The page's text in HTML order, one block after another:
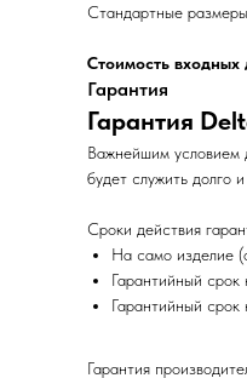
Стандартные
Стоимость входных
Гарантия
Гарантия
Важнейшим условием
будет служить долго
Сроки действия
На само изделие
Гарантийный
Гарантийный срок
Гарантия